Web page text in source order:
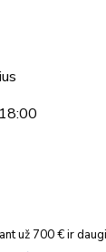
už 700 € ir